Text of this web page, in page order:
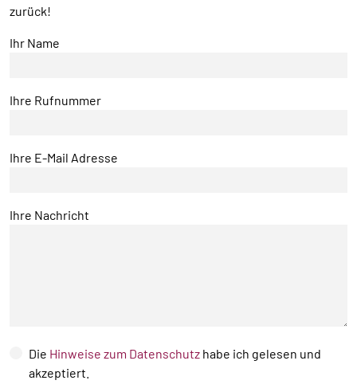
zurück!
Ihr Name
Ihre Rufnummer
Ihre E-Mail Adresse
Ihre Nachricht
Die Hinweise zum Datenschutz habe ich gelesen und
akzeptiert.